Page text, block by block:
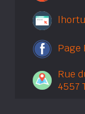
Page
Rue
4557